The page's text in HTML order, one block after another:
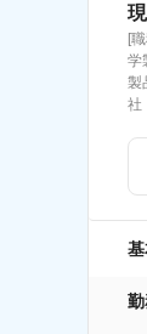
求
[
学
製
社